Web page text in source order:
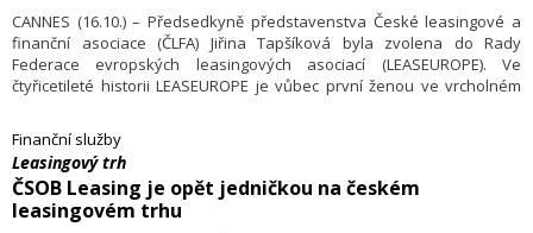
CANNES (16.10.) – Předsedkyně představenstva České leasingové a
finanční asociace (ČLFA) Jiřina Tapšíková byla zvolena do Rady
Federace evropských leasingových asociací (LEASEUROPE). Ve
čtyřicetileté historii LEASEUROPE je vůbec první ženou ve vrcholném
Finanční služby
Leasingový trh
ČSOB Leasing je opět jedničkou na českém
leasingovém trhu